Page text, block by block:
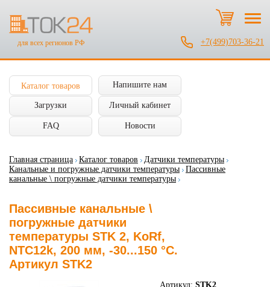
для всех регионов РФ +7(499)703-36-21
Каталог товаров Напишите нам
Загрузки Личный кабинет
FAQ Новости
Главная страница Каталог товаров
Датчики температуры
Канальные и погружные датчики температуры
Пассивные
канальные \ погружные датчики температуры
Пассивные канальные \
погружные датчики
температуры STK 2, KoRf,
NTC12k, 200 мм, -30...150 °C.
Артикул STK2
Артикул: STK2